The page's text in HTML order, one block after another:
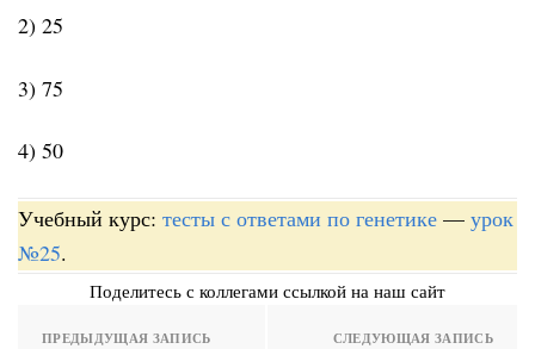
2) 25
3) 75
4) 50
Учебный курс: тесты с ответами по генетике — урок
№25.
Поделитесь с коллегами ссылкой на наш сайт
ПРЕДЫДУЩАЯ ЗАПИСЬ СЛЕДУЮЩАЯ ЗАПИСЬ